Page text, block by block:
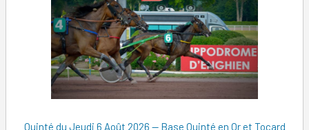
Quinté du Jeudi 6 Août 2026 — Base Quinté en Or et Tocard